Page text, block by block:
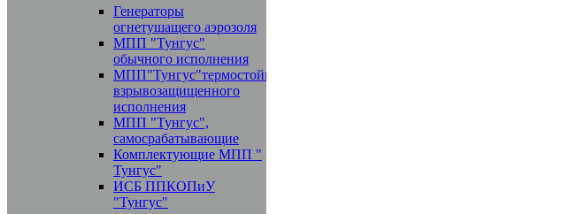
Генераторы
огнетушащего аэрозоля
МПП "Тунгус"
обычного исполнения
МПП"Тунгус"термостойкого,
взрывозащищенного
исполнения
МПП "Тунгус",
самосрабатывающие
Комплектующие МПП "
Тунгус"
ИСБ ППКОПиУ
"Тунгус"